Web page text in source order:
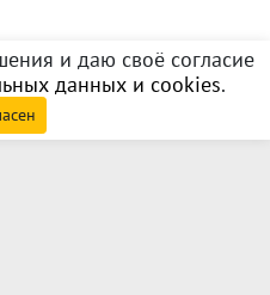
и даю своё согласие
данных и cookies.